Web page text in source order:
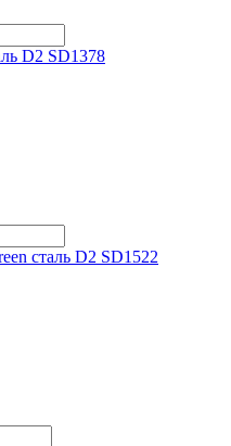
D2 SD1378
сталь D2 SD1522